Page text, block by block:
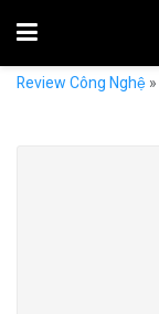
Review Công Nghệ»